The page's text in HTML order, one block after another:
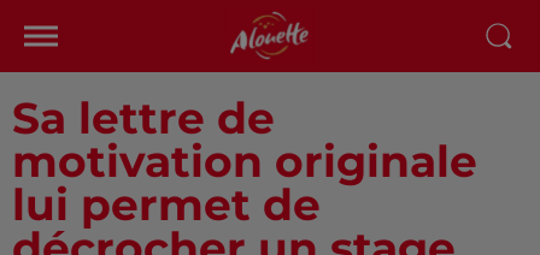
Sa lettre de
motivation originale
lui permet de